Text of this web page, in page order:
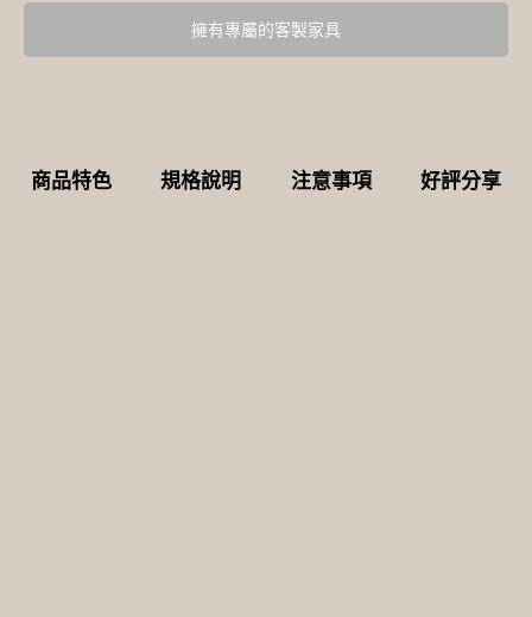
擁有專屬的客製家具
商品特色 規格說明 注意事項 好評分享